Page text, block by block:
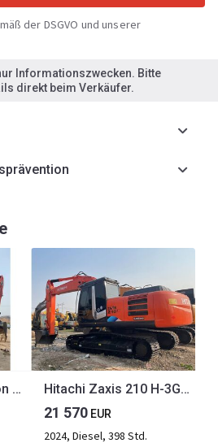
der DSGVO und unserer
Informationszwecken. Bitte
direkt beim Verkäufer.
ZX240 Hot sale 24ton Hitachi Used Crawler Excavator Zaxis Zx 240 Secondhand Hydraulic Digger Heavy Duty Machine original engine fuel saving Hitachi Zaxis 210 H-3G Hitachi Zaxis 210 H-3G
21 570 EUR
2024, Diesel, 398 Std.